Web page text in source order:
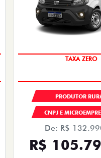
TAXA ZERO
PRODUTOR
CNPJ E
De: R$
R$